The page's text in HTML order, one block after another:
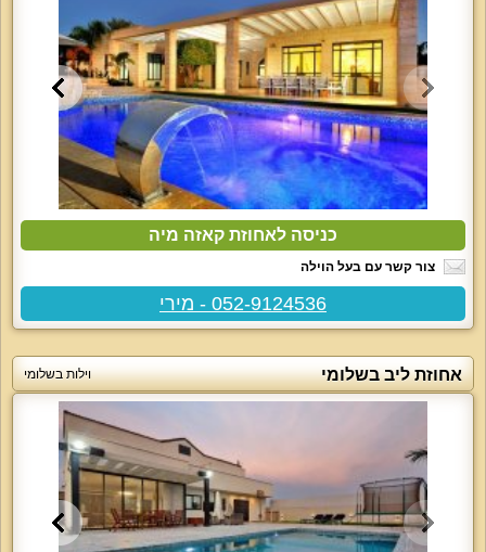
כניסה לאחוזת קאזה מיה
צור קשר עם בעל הוילה
052-9124536 - מירי
אחוזת ליב בשלומי וילות בשלומי